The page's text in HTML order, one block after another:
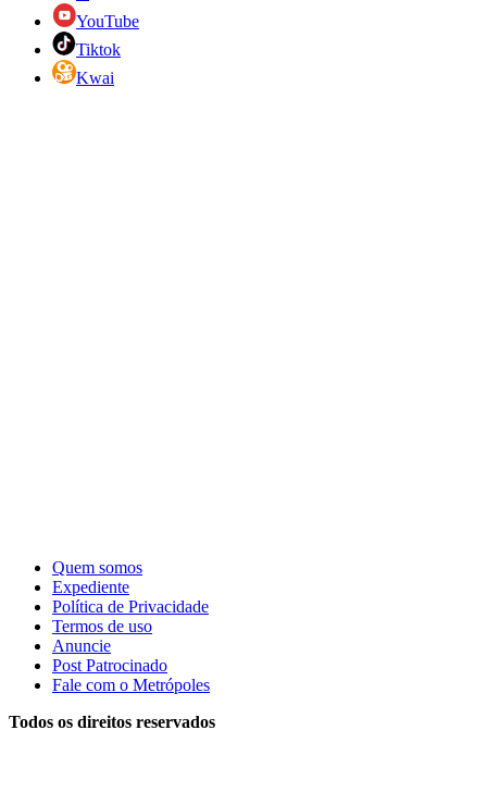
YouTube
Tiktok
Kwai
Quem somos
Expediente
Política de Privacidade
Termos de uso
Anuncie
Post Patrocinado
Fale com o Metrópoles
Todos os direitos reservados